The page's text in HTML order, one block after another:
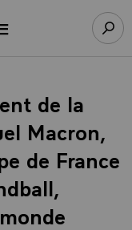
Élysée
de la
Macron,
de France